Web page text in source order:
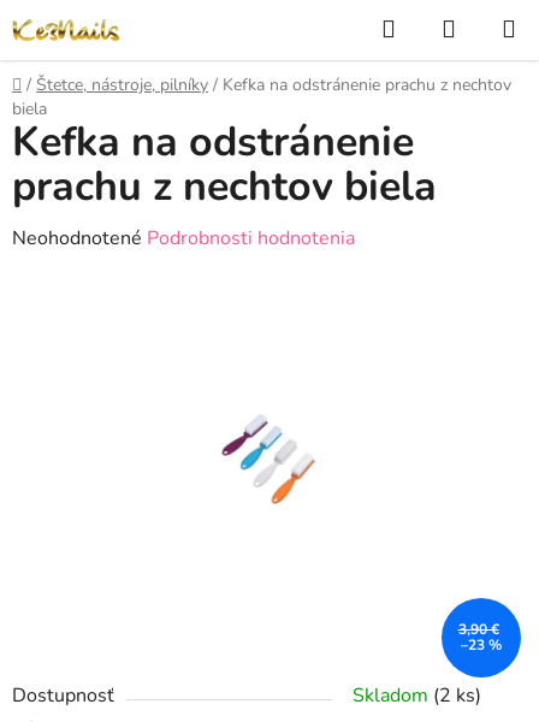
na
obsah
Hľadať
KOŠÍK
Domov
/ Štetce, nástroje, pilníky / Kefka na odstránenie prachu z nechtov
biela
Dostupnosť Skladom (2 ks)
Kefka na odstránenie
prachu z nechtov biela
Priemerné
Neohodnotené Podrobnosti hodnotenia
3,90 €
–23 %